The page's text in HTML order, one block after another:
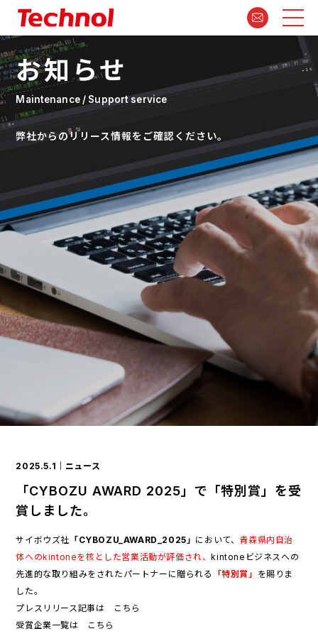
お知らせ
Maintenance / Support service
弊社からのリリース情報をご確認ください。
2025.5.1 ｜ニュース
「CYBOZU AWARD 2025」で「特別賞」を受
賞しました。
サイボウズ社 「CYBOZU_AWARD_2025」 において、 青森県内自治
体へのkintoneを核とした営業活動が評価され、kintoneビジネスへの
先進的な取り組みをされたパートナーに贈られる
「特別賞」 を賜りま
した。
プレスリリース記事は
こちら
受賞企業一覧は
こちら